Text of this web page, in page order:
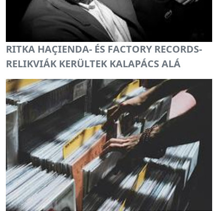
RITKA HAÇIENDA- ÉS FACTORY RECORDS-
RELIKVIÁK KERÜLTEK KALAPÁCS ALÁ